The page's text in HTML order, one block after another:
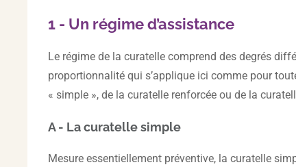
1 - Un régime d’assistance
Le régime de la curatelle comprend des degrés
proportionnalité qui s’applique ici comme pour
« simple », de la curatelle renforcée ou de la
A - La curatelle simple
Mesure essentiellement préventive, la curatelle